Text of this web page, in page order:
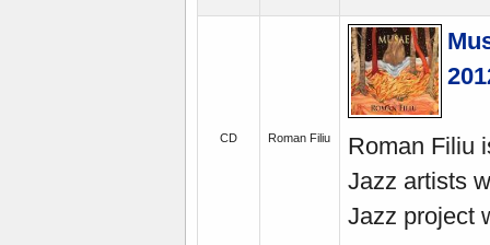
CD Roman Filiu
Roman Filiu
Jazz artists
Jazz project